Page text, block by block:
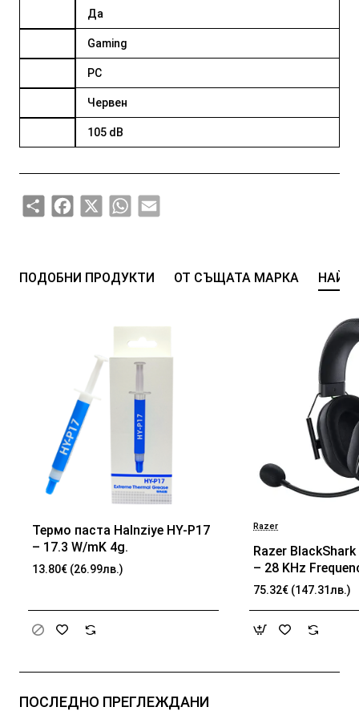
Да
Gaming
PC
Червен
105 dB
ShareFacebook
X WhatsApp
Email
ПОДОБНИ ПРОДУКТИ ОТ СЪЩАТА МАРКА НАЙ-
БЕСТСЕЛЪР
Термо паста Halnziye HY-P17
– 17.3 W/mK 4g.
13.80€ (26.99лв.)
Razer
Razer BlackShark
– 28 KHz
32 Ω (1 kHz)
TriForce Driver,
passive noise
100 Hz – 10 kHz
75.32€ (147.31лв.)
ПОСЛЕДНО ПРЕГЛЕЖДАНИ